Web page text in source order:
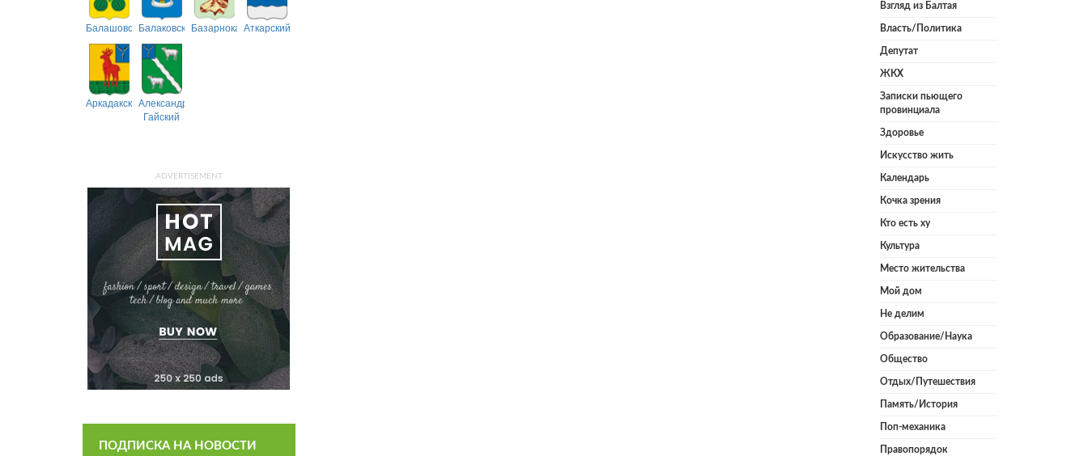
БалашовскийБалаковскийБазарнокарабулакский
Аткарский
АркадакскийАлександрово-
Гайский
ADVERTISEMENT
ПОДПИСКА НА НОВОСТИ
Взгляд из Балтая
Власть/Политика
Депутат
ЖКХ
Записки пьющего
провинциала
Здоровье
Искусство жить
Календарь
Кочка зрения
Кто есть ху
Культура
Место жительства
Мой дом
Не делим
Образование/Наука
Общество
Отдых/Путешествия
Память/История
Поп-механика
Правопорядок